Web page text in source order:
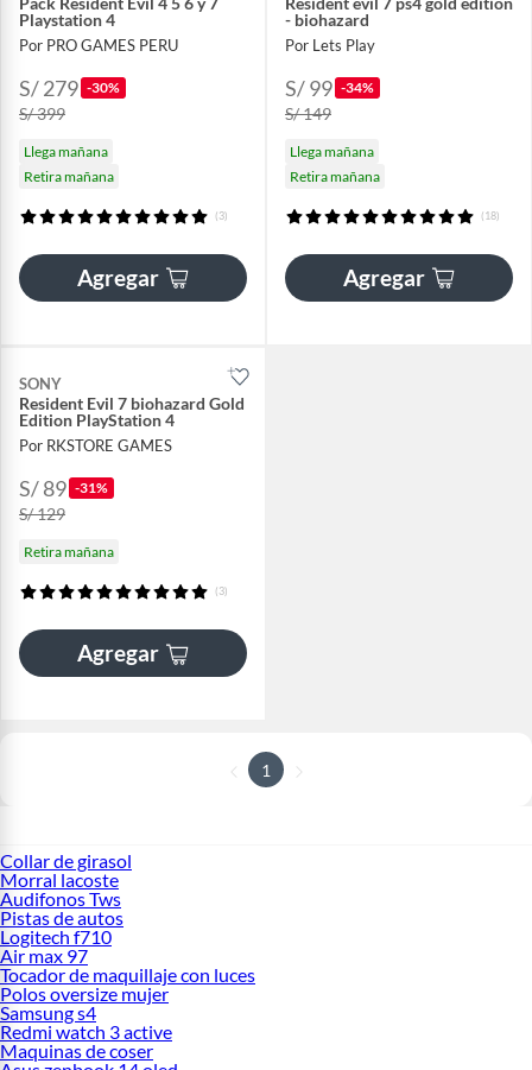
Playstation 4
Por PRO GAMES PERU
S/ 279 -30%
S/ 399
Llega mañana
Retira mañana
(3)
Agregar
- biohazard
Por Lets Play
S/ 99 -34%
S/ 149
Llega mañana
Retira mañana
(18)
Agregar
SONY
Resident Evil 7 biohazard Gold
Edition PlayStation 4
Por RKSTORE GAMES
S/ 89 -31%
S/ 129
Retira mañana
(3)
Agregar
1
Collar de girasol
Morral lacoste
Audifonos Tws
Pistas de autos
Logitech f710
Air max 97
Tocador de maquillaje con luces
Polos oversize mujer
Samsung s4
Redmi watch 3 active
Maquinas de coser